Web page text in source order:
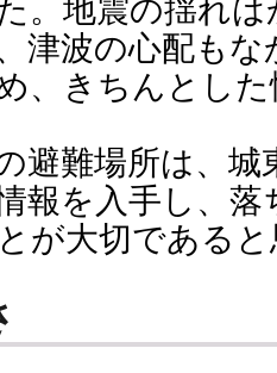
。地震の揺れ
津波の心配も
、きちんとし
避難場所は、城
報を入手し、
が大切である